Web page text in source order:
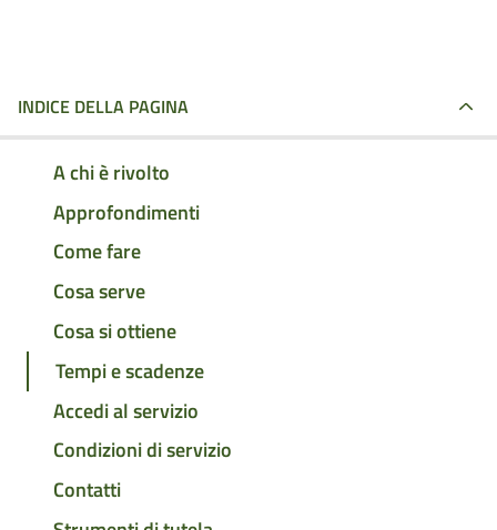
INDICE DELLA PAGINA
A chi è rivolto
Approfondimenti
Come fare
Cosa serve
Cosa si ottiene
Tempi e scadenze
Accedi al servizio
Condizioni di servizio
Contatti